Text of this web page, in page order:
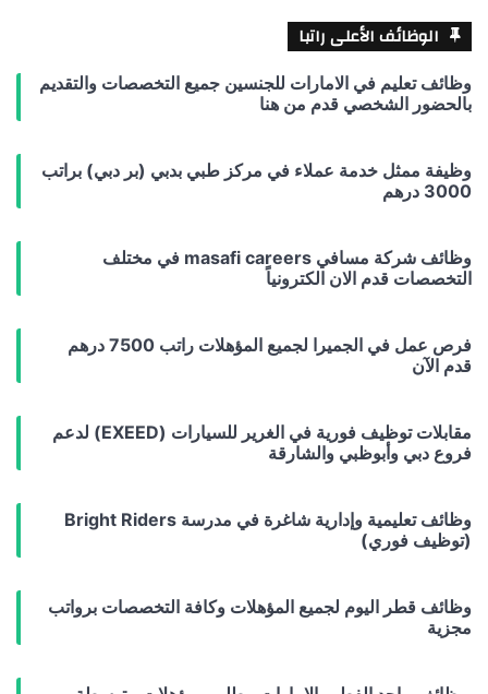
الوظائف الأعلى راتبا
وظائف تعليم في الامارات للجنسين جميع التخصصات والتقديم
بالحضور الشخصي قدم من هنا
وظيفة ممثل خدمة عملاء في مركز طبي بدبي (بر دبي) براتب
3000 درهم
وظائف شركة مسافي masafi careers في مختلف
التخصصات قدم الان الكترونياً
فرص عمل في الجميرا لجميع المؤهلات راتب 7500 درهم
قدم الآن
مقابلات توظيف فورية في الغرير للسيارات (EXEED) لدعم
فروع دبي وأبوظبي والشارقة
وظائف تعليمية وإدارية شاغرة في مدرسة Bright Riders
(توظيف فوري)
وظائف قطر اليوم لجميع المؤهلات وكافة التخصصات برواتب
مجزية